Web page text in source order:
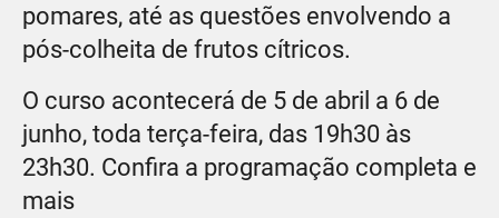
pomares, até as questões envolvendo a
pós-colheita de frutos cítricos.
O curso acontecerá de 5 de abril a 6 de
junho, toda terça-feira, das 19h30 às
23h30. Confira a programação completa e
mais